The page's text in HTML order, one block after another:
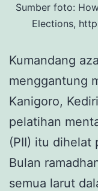
Sumber foto:
Elections,
Kumandang
menggantung
Kanigoro,
pelatihan
(PII) itu dihelat
Bulan
semua larut